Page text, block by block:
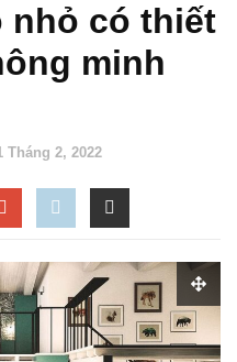
nhỏ có thiết
minh
Tháng 2, 2022